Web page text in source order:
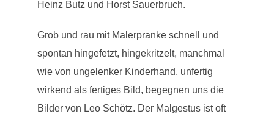
Heinz Butz und Horst Sauerbruch.
Grob und rau mit Malerpranke schnell und
spontan hingefetzt, hingekritzelt, manchmal
wie von ungelenker Kinderhand, unfertig
wirkend als fertiges Bild, begegnen uns die
Bilder von Leo Schötz. Der Malgestus ist oft